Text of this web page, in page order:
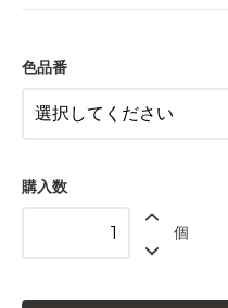
色品番
購入数
個